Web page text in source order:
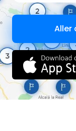
Aller